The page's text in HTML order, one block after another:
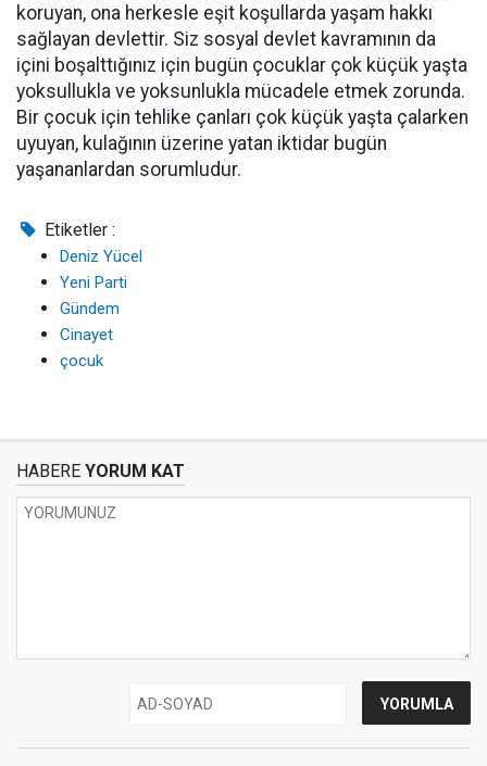
koruyan, ona herkesle eşit koşullarda yaşam hakkı
sağlayan devlettir. Siz sosyal devlet kavramının da
içini boşalttığınız için bugün çocuklar çok küçük yaşta
yoksullukla ve yoksunlukla mücadele etmek zorunda.
Bir çocuk için tehlike çanları çok küçük yaşta çalarken
uyuyan, kulağının üzerine yatan iktidar bugün
yaşananlardan sorumludur.
Etiketler :
Deniz Yücel
Yeni Parti
Gündem
Cinayet
çocuk
HABERE YORUM KAT